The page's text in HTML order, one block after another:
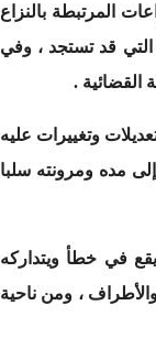
المرتبطة بالنزاع
التي قد تستجد ، وفي
.
وتغييرات عليه
مده ومرونته سلبا
في خطأ ويتداركه
، ومن ناحية